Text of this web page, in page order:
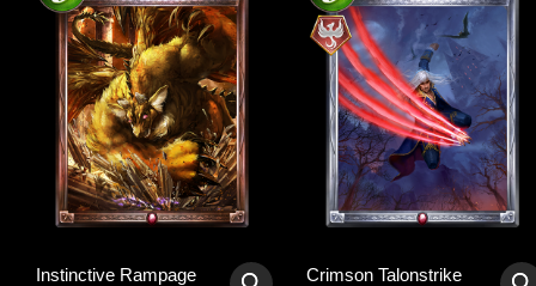
Instinctive Rampage Crimson Talonstrike